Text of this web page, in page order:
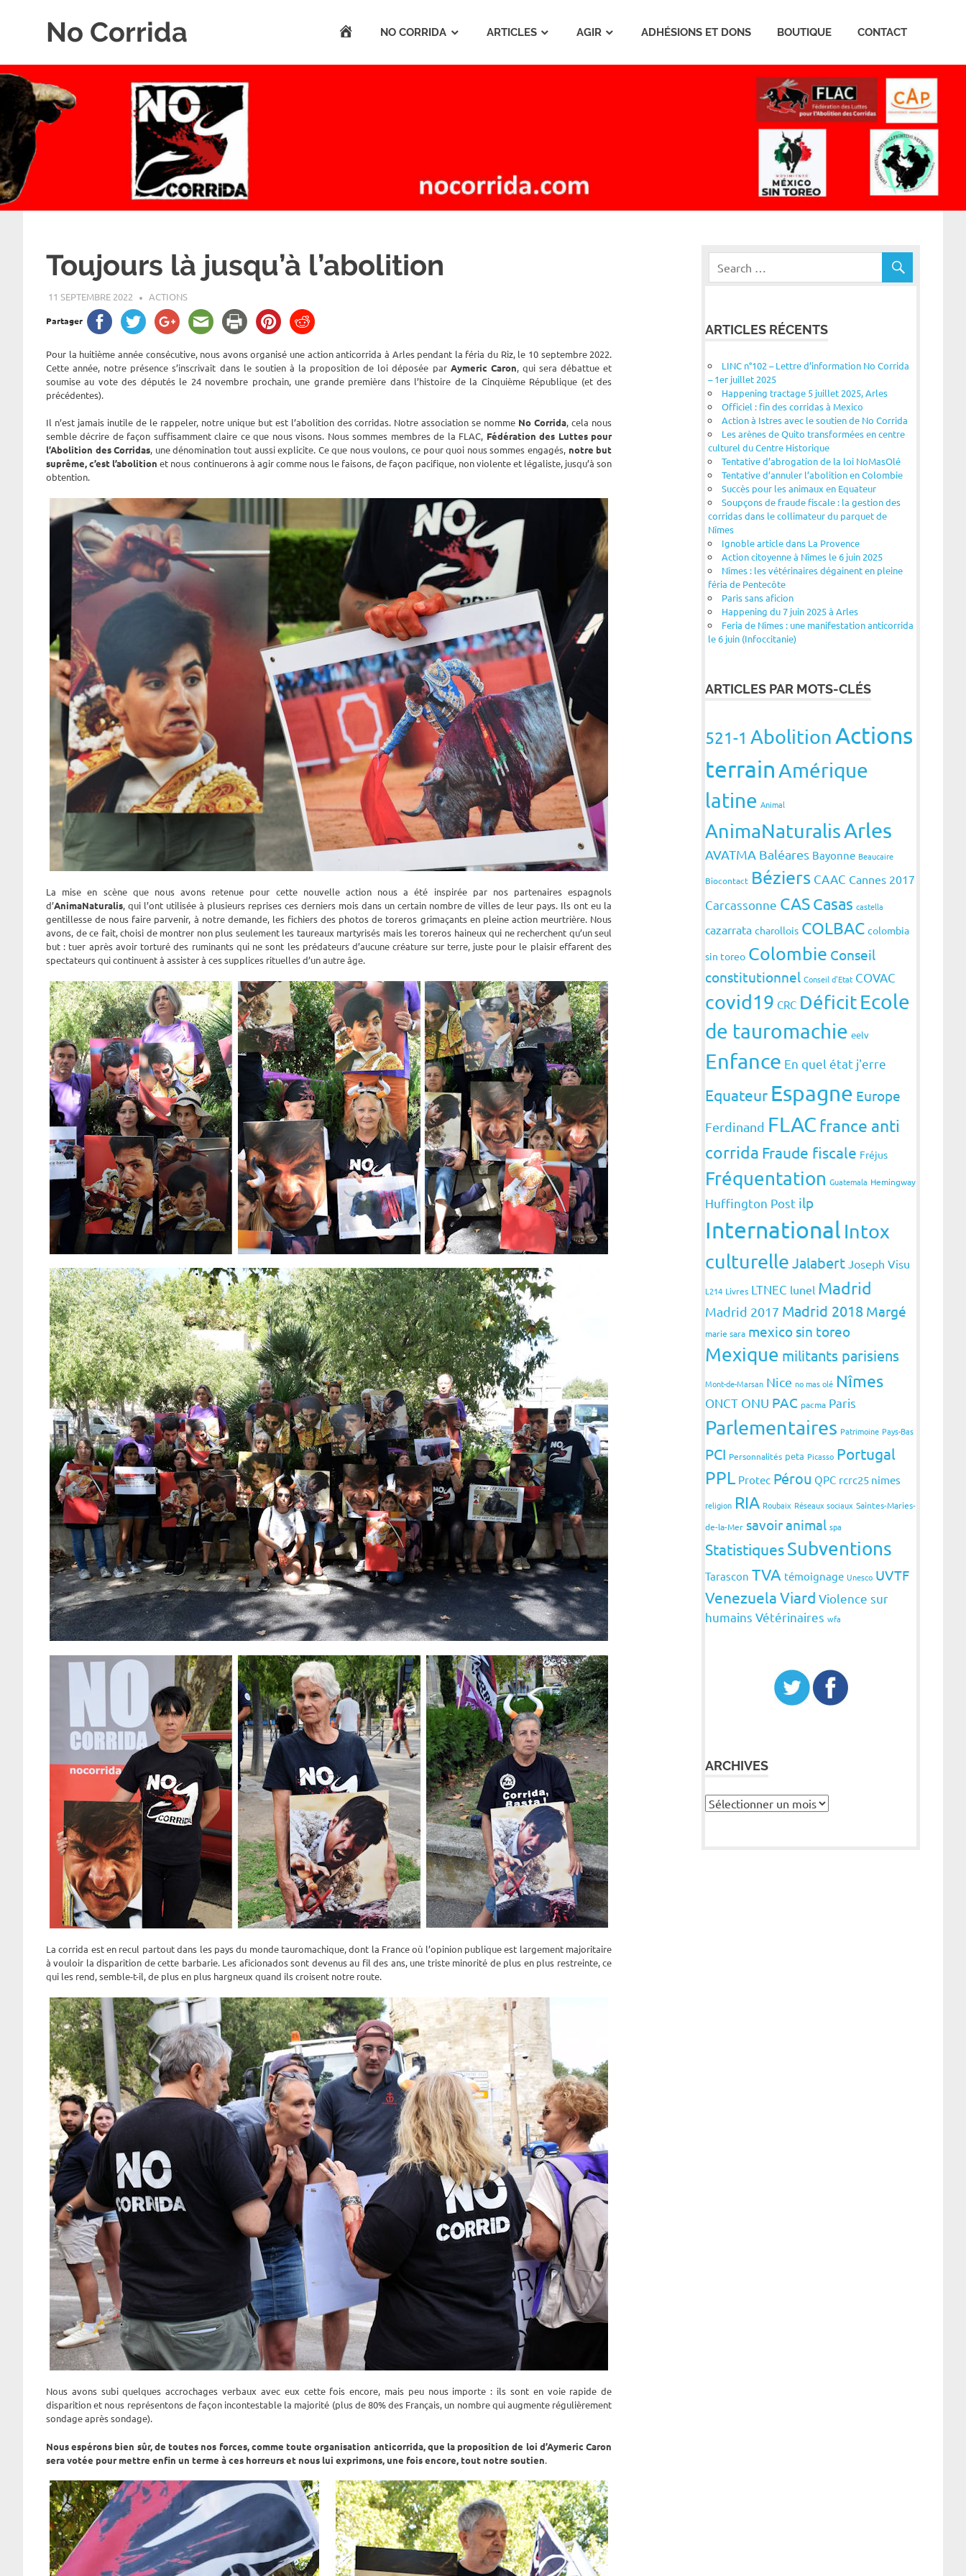
No Corrida
la
corrida
ACCUEILNO CORRIDA ARTICLES AGIR ADHÉSIONS ET DONS BOUTIQUE CONTACT
Toujours là jusqu’à l’abolition
11 SEPTEMBRE 2022 ROGER LAHANA
ACTIONS
Partager
Pour la huitième année consécutive, nous avons organisé une action anticorrida à Arles pendant la féria du Riz, le 10 septembre 2022.
Cette année, notre présence s’inscrivait dans le soutien à la proposition de loi déposée par Aymeric Caron, qui sera débattue et
soumise au vote des députés le 24 novembre prochain, une grande première dans l’histoire de la Cinquième République (et des
précédentes).
Il n’est jamais inutile de le rappeler, notre unique but est l’abolition des corridas. Notre association se nomme No Corrida, cela nous
semble décrire de façon suffisamment claire ce que nous visons. Nous sommes membres de la FLAC, Fédération des Luttes pour
l’Abolition des Corridas, une dénomination tout aussi explicite. Ce que nous voulons, ce pour quoi nous sommes engagés, notre but
suprême, c’est l’abolition et nous continuerons à agir comme nous le faisons, de façon pacifique, non violente et légaliste, jusqu’à son
obtention.
La mise en scène que nous avons retenue pour cette nouvelle action nous a été inspirée par nos partenaires espagnols
d’AnimaNaturalis, qui l’ont utilisée à plusieurs reprises ces derniers mois dans un certain nombre de villes de leur pays. Ils ont eu la
gentillesse de nous faire parvenir, à notre demande, les fichiers des photos de toreros grimaçants en pleine action meurtrière. Nous
avons, de ce fait, choisi de montrer non plus seulement les taureaux martyrisés mais les toreros haineux qui ne recherchent qu’un seul
but : tuer après avoir torturé des ruminants qui ne sont les prédateurs d’aucune créature sur terre, juste pour le plaisir effarent des
spectateurs qui continuent à assister à ces supplices rituelles d’un autre âge.
La corrida est en recul partout dans les pays du monde tauromachique, dont la France où l’opinion publique est largement majoritaire
à vouloir la disparition de cette barbarie. Les aficionados sont devenus au fil des ans, une triste minorité de plus en plus restreinte, ce
qui les rend, semble-t-il, de plus en plus hargneux quand ils croisent notre route.
Nous avons subi quelques accrochages verbaux avec eux cette fois encore, mais peu nous importe : ils sont en voie rapide de
disparition et nous représentons de façon incontestable la majorité (plus de 80% des Français, un nombre qui augmente régulièrement
sondage après sondage).
Nous espérons bien sûr, de toutes nos forces, comme toute organisation anticorrida, que la proposition de loi d’Aymeric Caron
sera votée pour mettre enfin un terme à ces horreurs et nous lui exprimons, une fois encore, tout notre soutien.
ARTICLES RÉCENTS
LINC n°102 – Lettre d’information No Corrida
– 1er juillet 2025
Happening tractage 5 juillet 2025, Arles
Officiel : fin des corridas à Mexico
Action à Istres avec le soutien de No Corrida
Les arènes de Quito transformées en centre
culturel du Centre Historique
Tentative d’abrogation de la loi NoMasOlé
Tentative d’annuler l’abolition en Colombie
Succès pour les animaux en Equateur
Soupçons de fraude fiscale : la gestion des
corridas dans le collimateur du parquet de
Nîmes
Ignoble article dans La Provence
Action citoyenne à Nîmes le 6 juin 2025
Nîmes : les vétérinaires dégainent en pleine
féria de Pentecôte
Paris sans aficion
Happening du 7 juin 2025 à Arles
Feria de Nîmes : une manifestation anticorrida
le 6 juin (Infoccitanie)
ARTICLES PAR MOTS-CLÉS
521-1 AbolitionActions
terrainAmérique
latine Animal
AnimaNaturalisArles
AVATMA Baléares Bayonne Beaucaire
Biocontact Béziers CAAC Cannes 2017
Carcassonne CASCasas castella
cazarrata charollois COLBAC colombia
sin toreo Colombie Conseil
constitutionnel Conseil d'Etat COVAC
covid19 CRC DéficitEcole
de tauromachie eelv
Enfance En quel état j'erre
Equateur Espagne Europe
Ferdinand FLAC france anti
corrida Fraude fiscale Fréjus
Fréquentation Guatemala Hemingway
Huffington Post ilp
International Intox
culturelle Jalabert Joseph Visu
L214 Livres LTNEC lunel Madrid
Madrid 2017 Madrid 2018 Margé
marie sara mexico sin toreo
Mexique militants parisiens
Mont-de-Marsan Nice no mas olé Nîmes
ONCT ONU PAC pacma Paris
Parlementaires Patrimoine Pays-Bas
PCI Personnalités peta Picasso Portugal
PPL Protec Pérou QPC rcrc25 nimes
religion RIA Roubaix Réseaux sociaux Saintes-Maries-
de-la-Mer savoir animal spa
StatistiquesSubventions
Tarascon TVA témoignage Unesco UVTF
VenezuelaViard Violence sur
humains Vétérinaires wfa
ARCHIVES
Archives